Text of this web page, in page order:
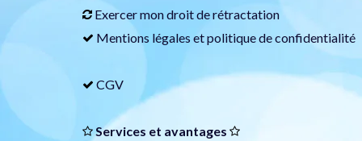
Exercer mon droit de rétractation
Mentions légales et politique de confidentialité
CGV
Services et avantages